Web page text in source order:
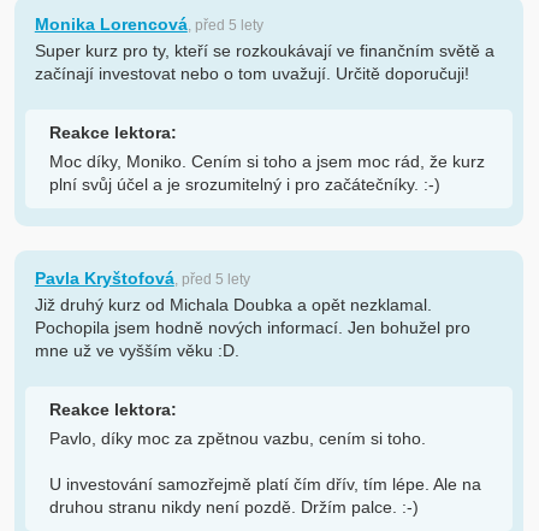
Monika Lorencová, před 5 lety
Super kurz pro ty, kteří se rozkoukávají ve finančním světě a
začínají investovat nebo o tom uvažují. Určitě doporučuji!
Reakce lektora:
Moc díky, Moniko. Cením si toho a jsem moc rád, že kurz
plní svůj účel a je srozumitelný i pro začátečníky. :-)
Pavla Kryštofová, před 5 lety
Již druhý kurz od Michala Doubka a opět nezklamal.
Pochopila jsem hodně nových informací. Jen bohužel pro
mne už ve vyšším věku :D.
Reakce lektora:
Pavlo, díky moc za zpětnou vazbu, cením si toho.
U investování samozřejmě platí čím dřív, tím lépe. Ale na
druhou stranu nikdy není pozdě. Držím palce. :-)